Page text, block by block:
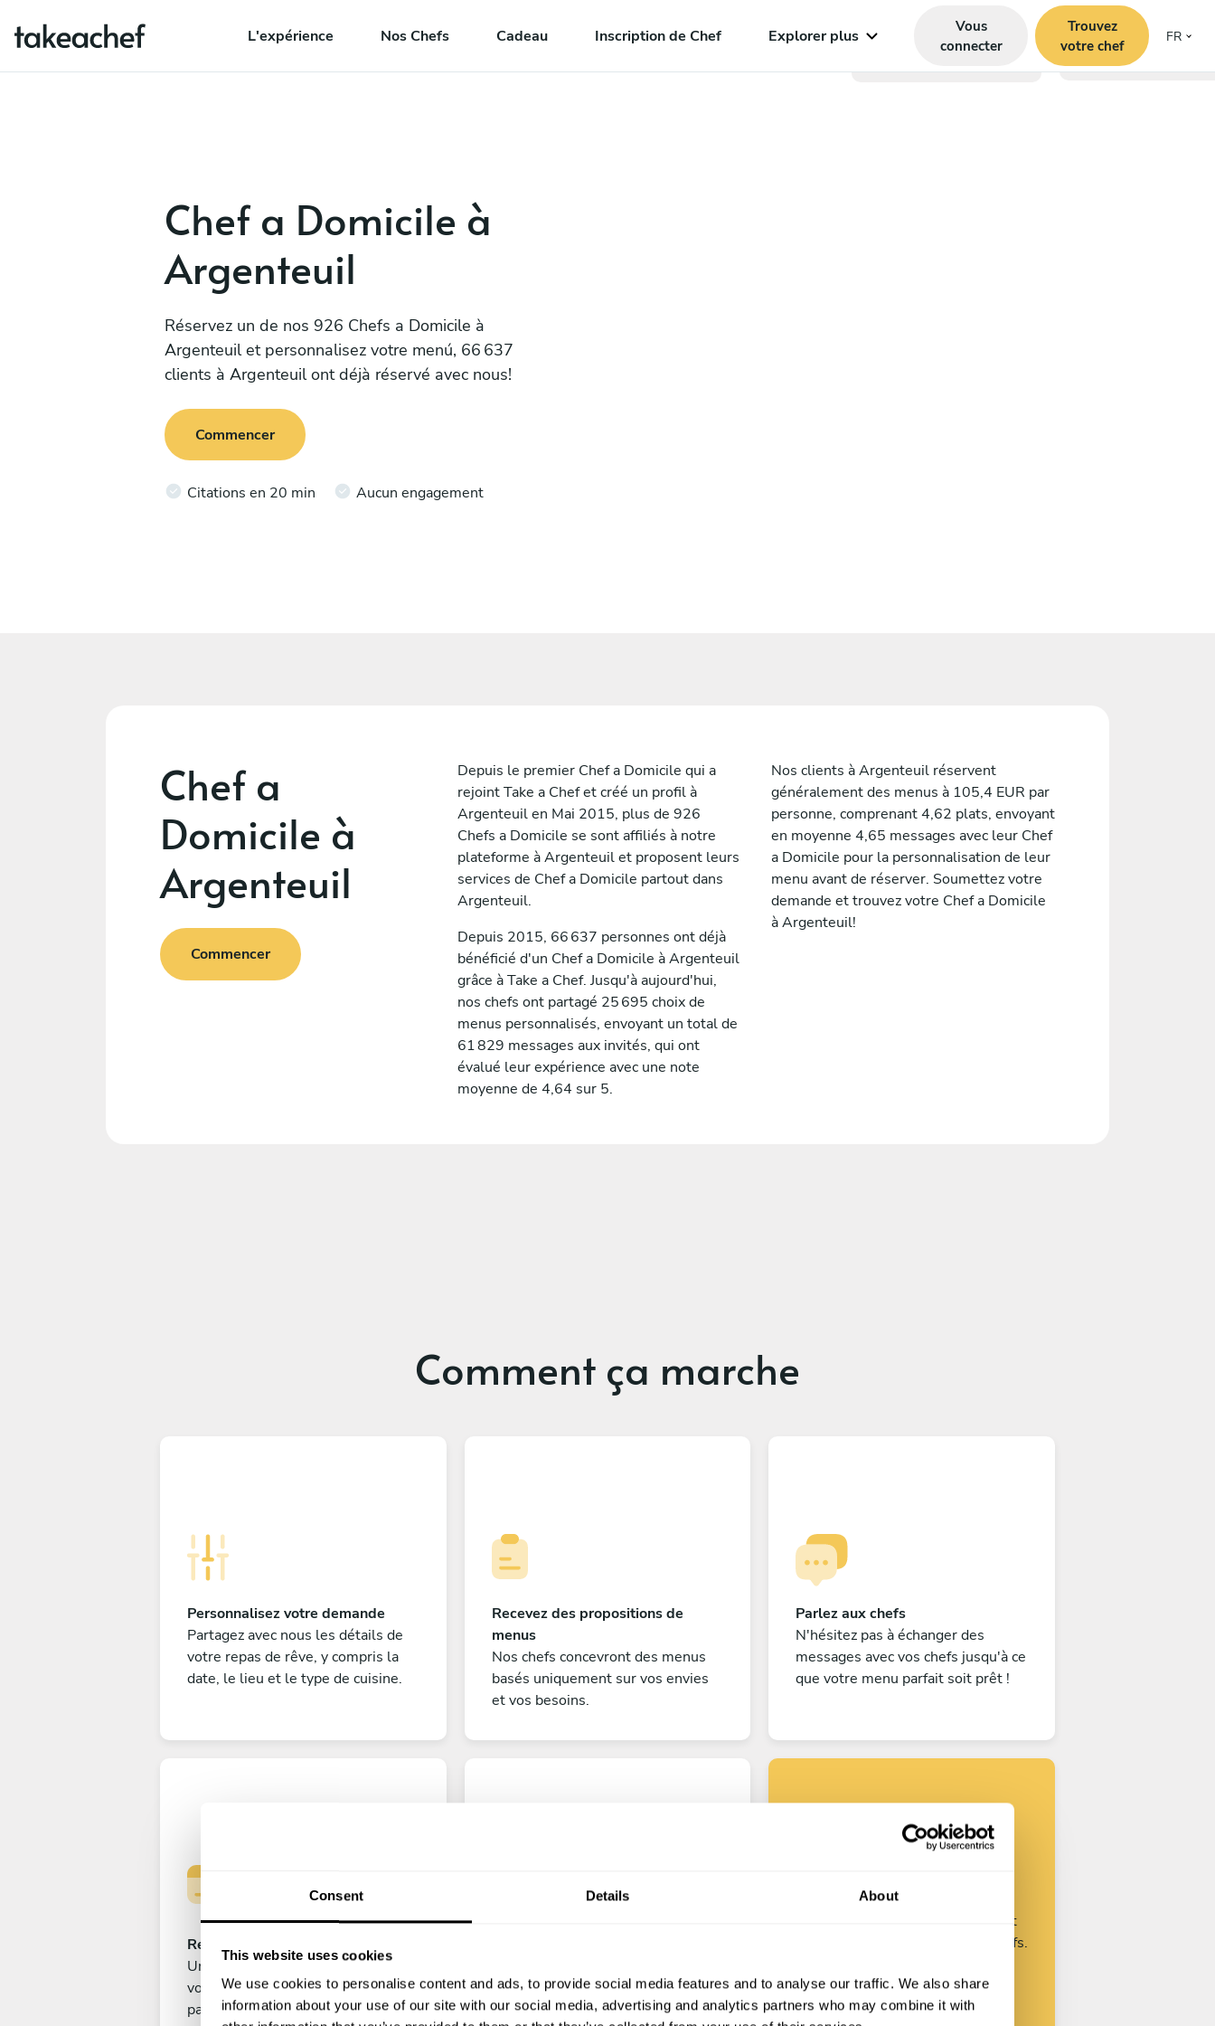
Consent Details About
This website uses cookies
We use cookies to personalise content and ads, to provide social media features and to analyse our traffic. We also share
information about your use of our site with our social media, advertising and analytics partners who may combine it with
L'expérience Nos Chefs Cadeau Inscription de Chef Explorer plus
Vous
connecter
Trouvez
votre chef
FR
Chef a Domicile à
Argenteuil
Réservez un de nos 926 Chefs a Domicile à
Argenteuil et personnalisez votre menú, 66 637
clients à Argenteuil ont déjà réservé avec nous!
Commencer
Citations en 20 min Aucun engagement
Chef a
Domicile à
Argenteuil
Commencer
Depuis le premier Chef a Domicile qui a
rejoint Take a Chef et créé un profil à
Argenteuil en Mai 2015, plus de 926
Chefs a Domicile se sont affiliés à notre
plateforme à Argenteuil et proposent leurs
services de Chef a Domicile partout dans
Argenteuil.
Depuis 2015, 66 637 personnes ont déjà
bénéficié d'un Chef a Domicile à Argenteuil
grâce à Take a Chef. Jusqu'à aujourd'hui,
nos chefs ont partagé 25 695 choix de
menus personnalisés, envoyant un total de
61 829 messages aux invités, qui ont
évalué leur expérience avec une note
moyenne de 4,64 sur 5.
Nos clients à Argenteuil réservent
généralement des menus à 105,4 EUR par
personne, comprenant 4,62 plats, envoyant
en moyenne 4,65 messages avec leur Chef
a Domicile pour la personnalisation de leur
menu avant de réserver. Soumettez votre
demande et trouvez votre Chef a Domicile
à Argenteuil!
Comment ça marche
Personnalisez votre demande
Partagez avec nous les détails de
votre repas de rêve, y compris la
date, le lieu et le type de cuisine.
Recevez des propositions de
menus
Nos chefs concevront des menus
basés uniquement sur vos envies
et vos besoins.
Parlez aux chefs
N'hésitez pas à échanger des
messages avec vos chefs jusqu'à ce
que votre menu parfait soit prêt !
Réservez votre expérience
Une fois que vous êtes satisfait de
votre choix, soumettez votre
paiement pour sécuriser votre chef
les jours avant que votre
expérience culinaire ne commence !
trouvez votre
chef
Personnalisez votre demande et
commencez à parler avec nos chefs.
Commencer